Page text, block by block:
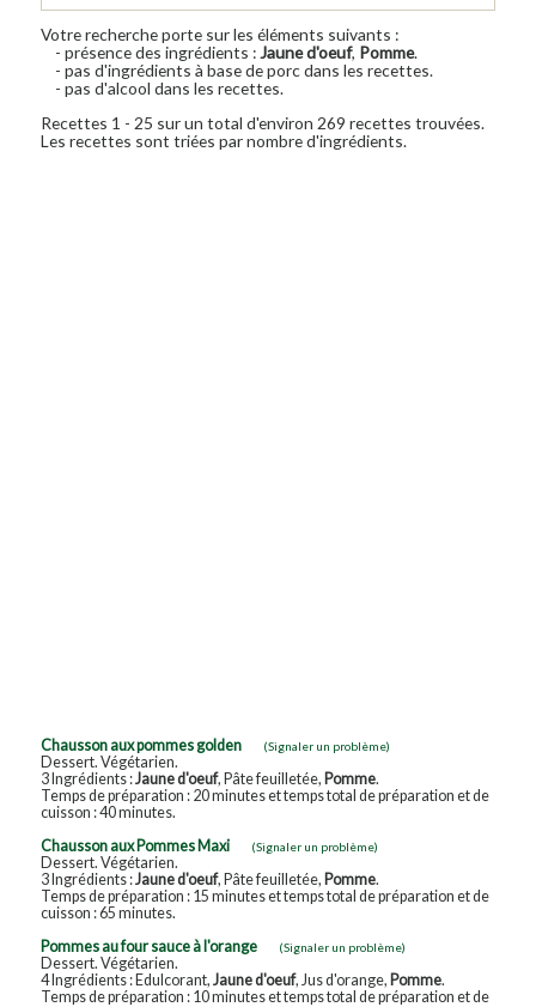
Votre recherche porte sur les éléments suivants :
- présence des ingrédients : Jaune d'oeuf, Pomme.
- pas d'ingrédients à base de porc dans les recettes.
- pas d'alcool dans les recettes.
Recettes 1 - 25 sur un total d'environ 269 recettes trouvées.
Les recettes sont triées par nombre d'ingrédients.
Chausson aux pommes golden (Signaler un problème)
Dessert. Végétarien.
3 Ingrédients :Jaune d'oeuf, Pâte feuilletée, Pomme.
Temps de préparation : 20 minutes et temps total de préparation et de
cuisson : 40 minutes.
Chausson aux Pommes Maxi
(Signaler un problème)
Dessert. Végétarien.
3 Ingrédients :Jaune d'oeuf, Pâte feuilletée, Pomme.
Temps de préparation : 15 minutes et temps total de préparation et de
cuisson : 65 minutes.
Pommes au four sauce à l'orange
(Signaler un problème)
Dessert. Végétarien.
4 Ingrédients : Edulcorant, Jaune d'oeuf, Jus d'orange, Pomme.
Temps de préparation : 10 minutes et temps total de préparation et de